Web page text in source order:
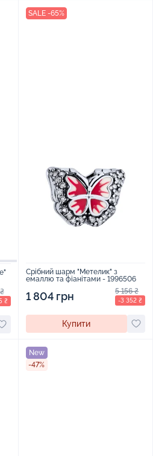
₴
SALE -65%
Срібний шарм "Метелик" з
емаллю та фіанітами - 1996506
1 804 грн 5 156 ₴
-3 352 ₴
Купити
New
-47%